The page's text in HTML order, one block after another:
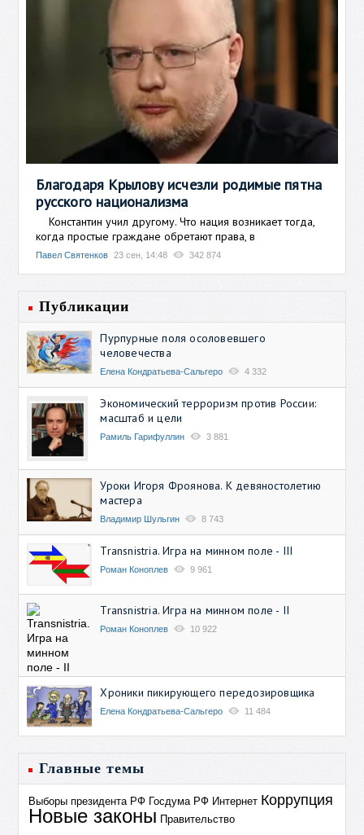
Благодаря Крылову исчезли родимые пятна
русского национализма
Константин учил другому. Что нация возникает тогда,
когда простые граждане обретают права, в
Павел Святенков 23 сен, 14:48 342 874
Публикации
Пурпурные поля осоловевшего
человечества
Елена Кондратьева-Сальгеро 4 332
Экономический терроризм против России:
масштаб и цели
Рамиль Гарифуллин 3 881
Уроки Игоря Фроянова. К девяностолетию
мастера
Владимир Шульгин 8 743
Transnistria. Игра на минном поле - III
Роман Коноплев 9 961
Transnistria. Игра на минном поле - II
Роман Коноплев 10 922
Хроники пикирующего передозировщика
Елена Кондратьева-Сальгеро 11 484
Главные темы
Выборы президента РФ Госдума РФ Интернет Коррупция
Новые законы Правительство